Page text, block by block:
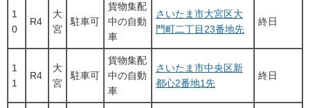
1
0
R4
大
宮
駐車可
貨物集配
中の自動
車
さいたま市大宮区大
門町二丁目23番地先
終日
1
1
R4
大
宮
駐車可
貨物集配
中の自動
車
さいたま市中央区新
都心2番地1先
終日